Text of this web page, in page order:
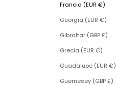
Francia (EUR €)
Georgia (EUR €)
Gibraltar (GBP £)
Grecia (EUR €)
Guadalupe (EUR €)
Guernesey (GBP £)